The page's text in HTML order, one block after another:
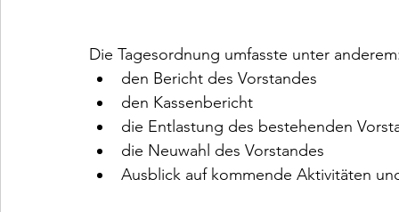
Die Tagesordnung umfasste unter
den Bericht des Vorstandes
den Kassenbericht
die Entlastung des bestehenden
die Neuwahl des Vorstandes
Ausblick auf kommende Aktivitäten